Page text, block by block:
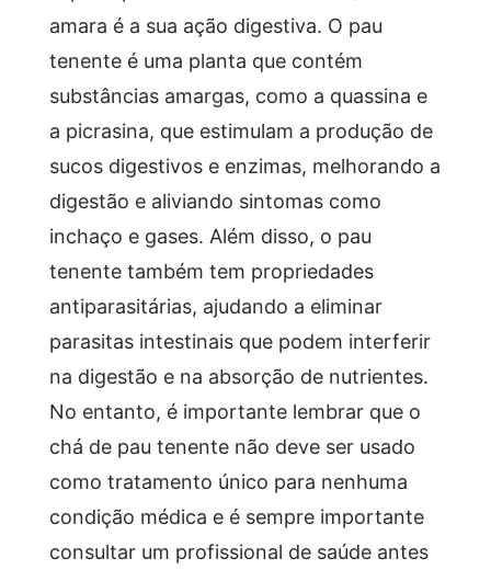
amara é a sua ação digestiva. O pau
tenente é uma planta que contém
substâncias amargas, como a quassina e
a picrasina, que estimulam a produção de
sucos digestivos e enzimas, melhorando a
digestão e aliviando sintomas como
inchaço e gases. Além disso, o pau
tenente também tem propriedades
antiparasitárias, ajudando a eliminar
parasitas intestinais que podem interferir
na digestão e na absorção de nutrientes.
No entanto, é importante lembrar que o
chá de pau tenente não deve ser usado
como tratamento único para nenhuma
condição médica e é sempre importante
consultar um profissional de saúde antes